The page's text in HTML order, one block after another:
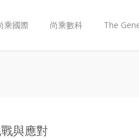
乘國際 尚乘數科 The
與應對